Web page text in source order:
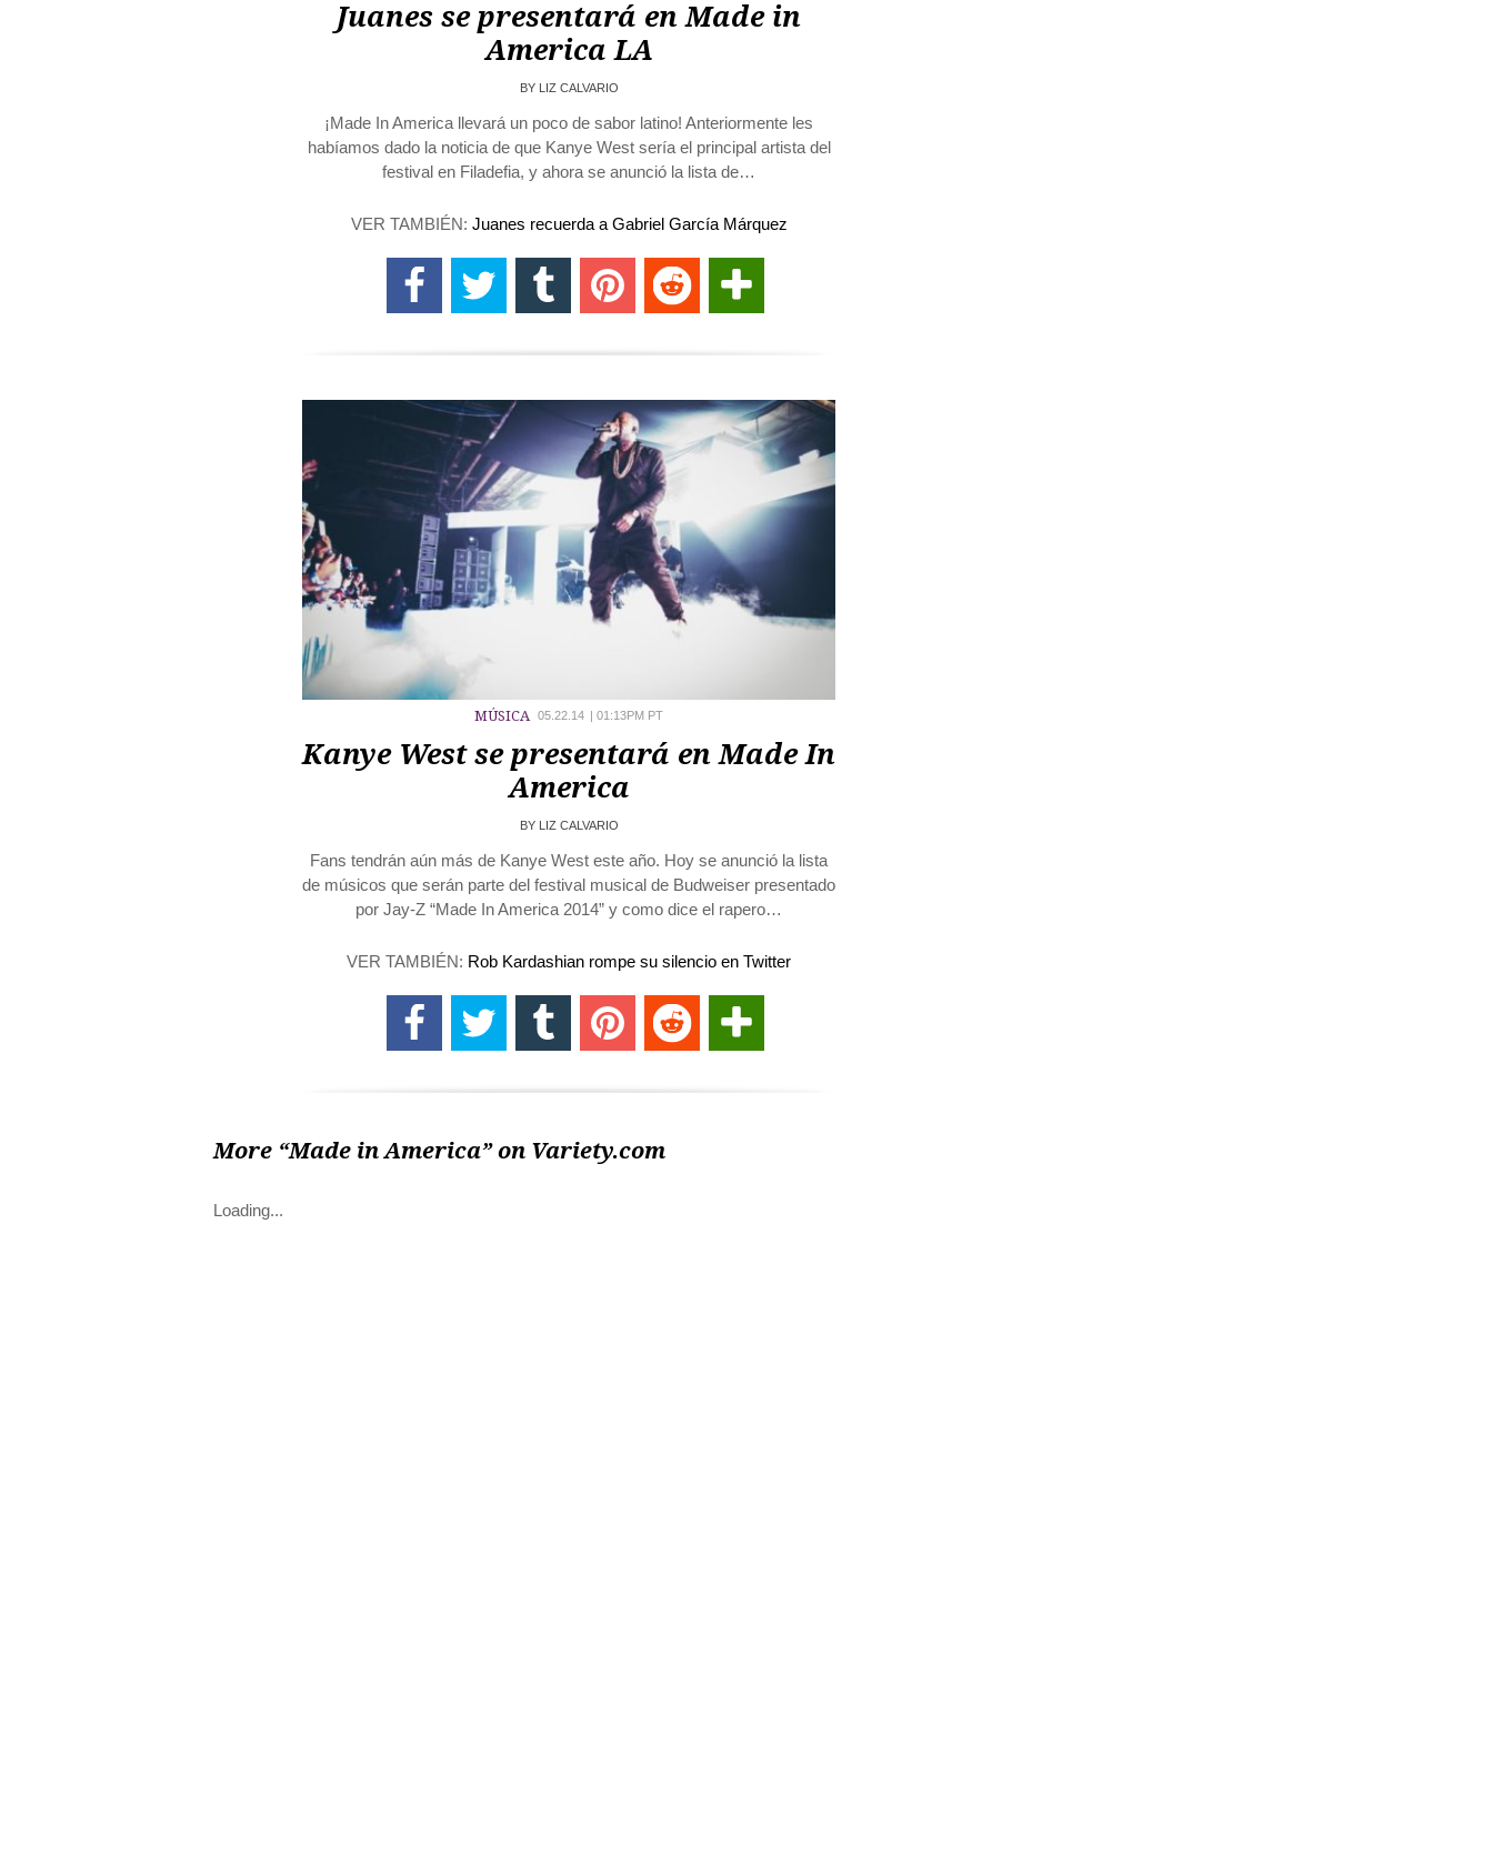
Juanes se presentará en Made in
America LA
BY LIZ CALVARIO
¡Made In America llevará un poco de sabor latino! Anteriormente les
habíamos dado la noticia de que Kanye West sería el principal artista del
festival en Filadefia, y ahora se anunció la lista de…
VER TAMBIÉN: Juanes recuerda a Gabriel García Márquez
MÚSICA 05.22.14 01:13PM PT
Kanye West se presentará en Made In
America
BY LIZ CALVARIO
Fans tendrán aún más de Kanye West este año. Hoy se anunció la lista
de músicos que serán parte del festival musical de Budweiser presentado
por Jay-Z “Made In America 2014” y como dice el rapero…
VER TAMBIÉN: Rob Kardashian rompe su silencio en Twitter
More “Made in America” on Variety.com
Loading...